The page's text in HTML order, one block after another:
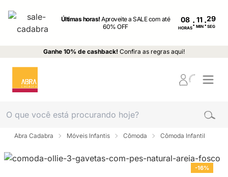
Últimas horas!Aproveite a SALE com até
60% OFF
08
HORAS: MIN : SEG
Ganhe 10% de cashback! Confira as regras aqui!
Abra Cadabra Móveis Infantis Cômoda Cômoda Infantil
-16%